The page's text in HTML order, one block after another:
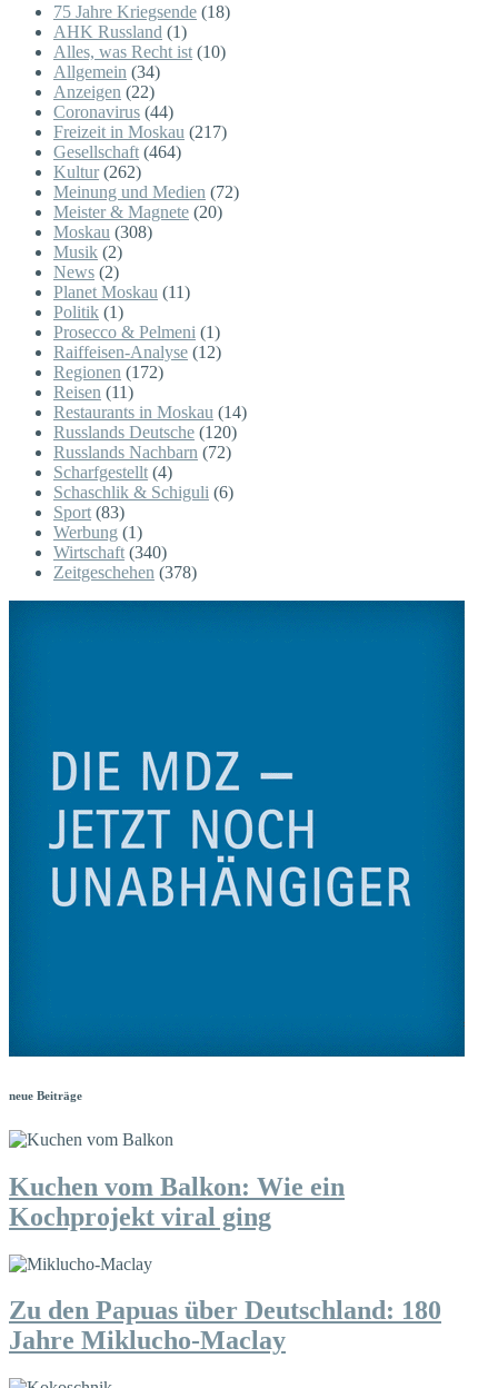
75 Jahre Kriegsende (18)
AHK Russland (1)
Alles, was Recht ist (10)
Allgemein (34)
Anzeigen (22)
Coronavirus (44)
Freizeit in Moskau (217)
Gesellschaft (464)
Kultur(262)
Meinung und Medien (72)
Meister & Magnete (20)
Moskau (308)
Musik (2)
News (2)
Planet Moskau (11)
Politik (1)
Prosecco & Pelmeni (1)
Raiffeisen-Analyse (12)
Regionen (172)
Reisen (11)
Restaurants in Moskau (14)
Russlands Deutsche (120)
Russlands Nachbarn (72)
Scharfgestellt (4)
Schaschlik & Schiguli (6)
Sport (83)
Werbung (1)
Wirtschaft (340)
Zeitgeschehen (378)
neue Beiträge
Kuchen vom Balkon: Wie ein
Kochprojekt viral ging
Zu den Papuas über Deutschland: 180
Jahre Miklucho-Maclay